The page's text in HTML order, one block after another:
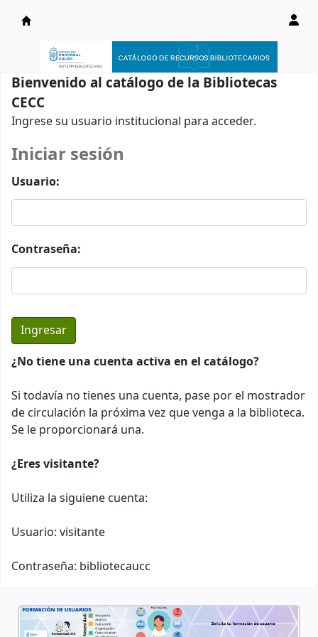
Catálogo en línea
Bienvenido al catálogo de la Bibliotecas
CECC
Ingrese su usuario institucional para acceder.
Iniciar sesión
Usuario:
Contraseña:
¿No tiene una cuenta activa en el catálogo?
Si todavía no tienes una cuenta, pase por el mostrador
de circulación la próxima vez que venga a la biblioteca.
Se le proporcionará una.
¿Eres visitante?
Utiliza la siguiene cuenta:
Usuario: visitante
Contraseña: bibliotecaucc